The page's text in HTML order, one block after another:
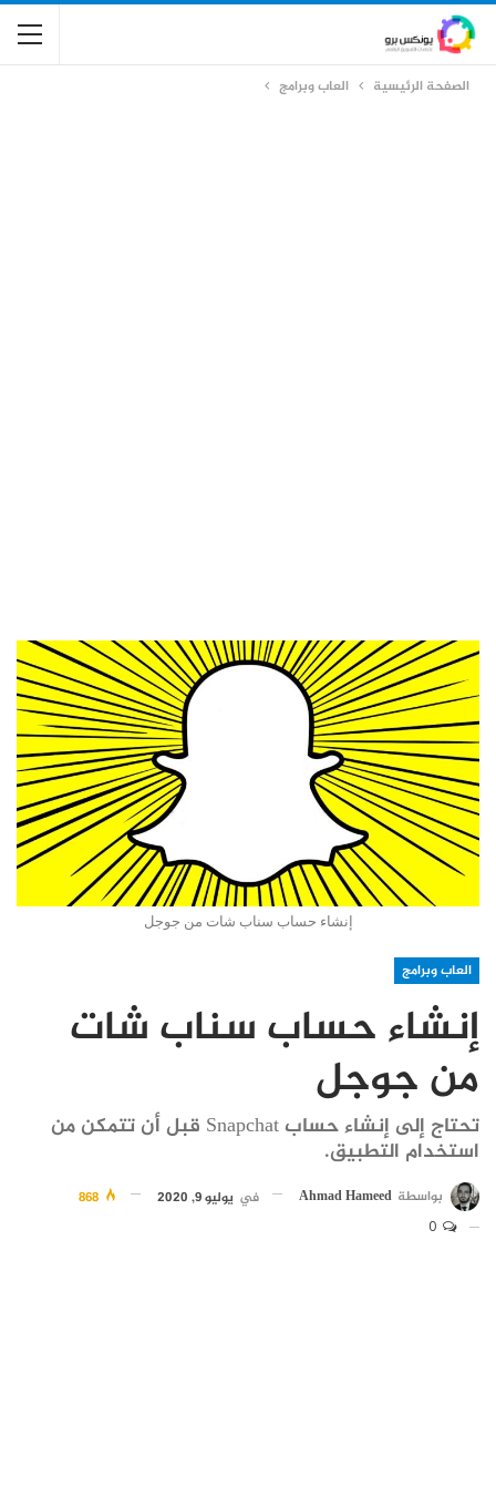
الصفحة الرئيسية العاب وبرامج
إنشاء حساب سناب شات من جوجل
العاب وبرامج
إنشاء حساب سناب شات
من جوجل
تحتاج إلى إنشاء حساب Snapchat قبل أن تتمكن من
استخدام التطبيق.
بواسطة Ahmad Hameed في يوليو 9, 2020